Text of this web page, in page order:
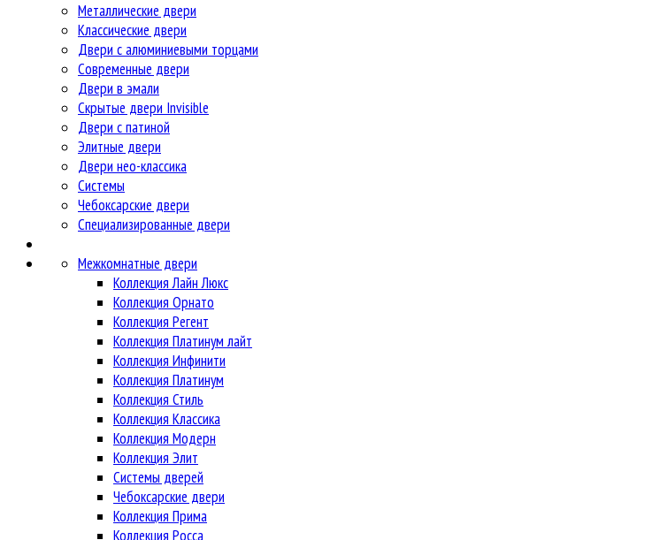
Металлические двери
Классические двери
Двери c алюминиевыми торцами
Современные двери
Двери в эмали
Скрытые двери Invisible
Двери с патиной
Элитные двери
Двери нео-классика
Системы
Чебоксарские двери
Специализированные двери
Межкомнатные двери
Коллекция Лайн Люкс
Коллекция Орнато
Коллекция Регент
Коллекция Платинум лайт
Коллекция Инфинити
Коллекция Платинум
Коллекция Стиль
Коллекция Классика
Коллекция Модерн
Коллекция Элит
Системы дверей
Чебоксарские двери
Коллекция Прима
Коллекция Росса